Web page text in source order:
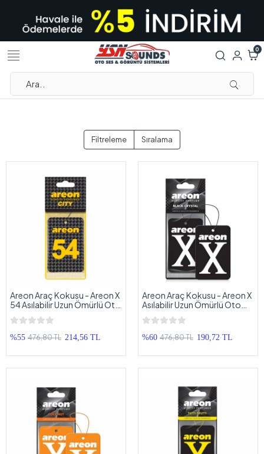
0
Filtreleme Sıralama
Areon Araç Kokusu - Areon X
54 Asılabilir Uzun Ömürlü Oto
Kokusu - Sakarya
%55 476,80 TL 214,56 TL
Areon Araç Kokusu - Areon X
Asılabilir Uzun Ömürlü Oto
Kokusu - Siyah Beyaz
%60 476,80 TL 190,72 TL